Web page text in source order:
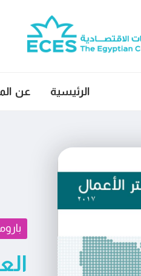
الرئيسية عن
العدد ٤٢ (